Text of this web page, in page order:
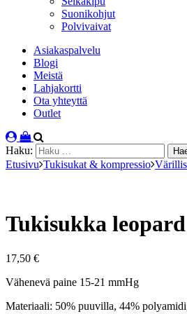
Suonikohjut
Polvivaivat
Asiakaspalvelu
Blogi
Meistä
Lahjakortti
Ota yhteyttä
Outlet
Haku:
Etusivu Tukisukat & kompressio
Tukisukka leopard
17,50 €
Vähenevä paine 15-21 mmHg
Materiaali: 50% puuvilla, 44%